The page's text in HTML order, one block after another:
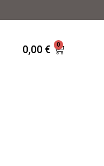
0,00€ 0